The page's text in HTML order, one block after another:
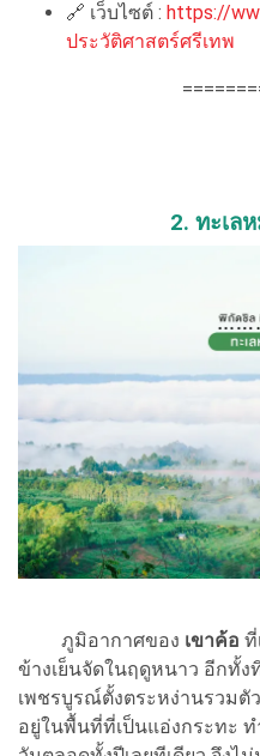
🔗 เว็บไซต์ : https://
ประวัติศาสตร์ศรีเทพ
2. ทะเล
ภูมิอากาศของ เขาค้อ ที่
ข้างเย็นจัดในฤดูหนาว อีกทั้ง
เพชรบูรณ์ตั้งตระหง่านรวมตั
อยู่ในพื้นที่ที่เป็นแอ่งกระทะ ท